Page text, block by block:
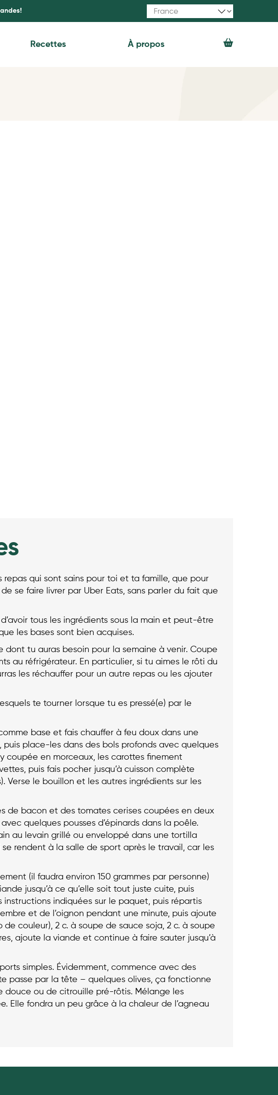
Recettes À propos
qui sont sains pour toi et ta famille, que pour
se faire livrer par Uber Eats, sans parler du fait que
tous les ingrédients sous la main et peut-être
les bases sont bien acquises.
tu auras besoin pour la semaine à venir. Coupe
au réfrigérateur. En particulier, si tu aimes le rôti du
les réchauffer pour un autre repas ou les ajouter
te tourner lorsque tu es pressé(e) par le
base et fais chauffer à feu doux dans une
place-les dans des bols profonds avec quelques
coupée en morceaux, les carottes finement
puis fais pocher jusqu’à cuisson complète
Verse le bouillon et les autres ingrédients sur les
de bacon et des tomates cerises coupées en deux
quelques pousses d’épinards dans la poêle.
au levain grillé ou enveloppé dans une tortilla
rendent à la salle de sport après le travail, car les
(il faudra environ 150 grammes par personne)
jusqu’à ce qu’elle soit tout juste cuite, puis
indiquées sur le paquet, puis répartis
et de l’oignon pendant une minute, puis ajoute
couleur), 2 c. à soupe de sauce soja, 2 c. à soupe
ajoute la viande et continue à faire sauter jusqu’à
simples. Évidemment, commence avec des
passe par la tête – quelques olives, ça fonctionne
douce ou de citrouille pré-rôtis. Mélange les
Elle fondra un peu grâce à la chaleur de l’agneau